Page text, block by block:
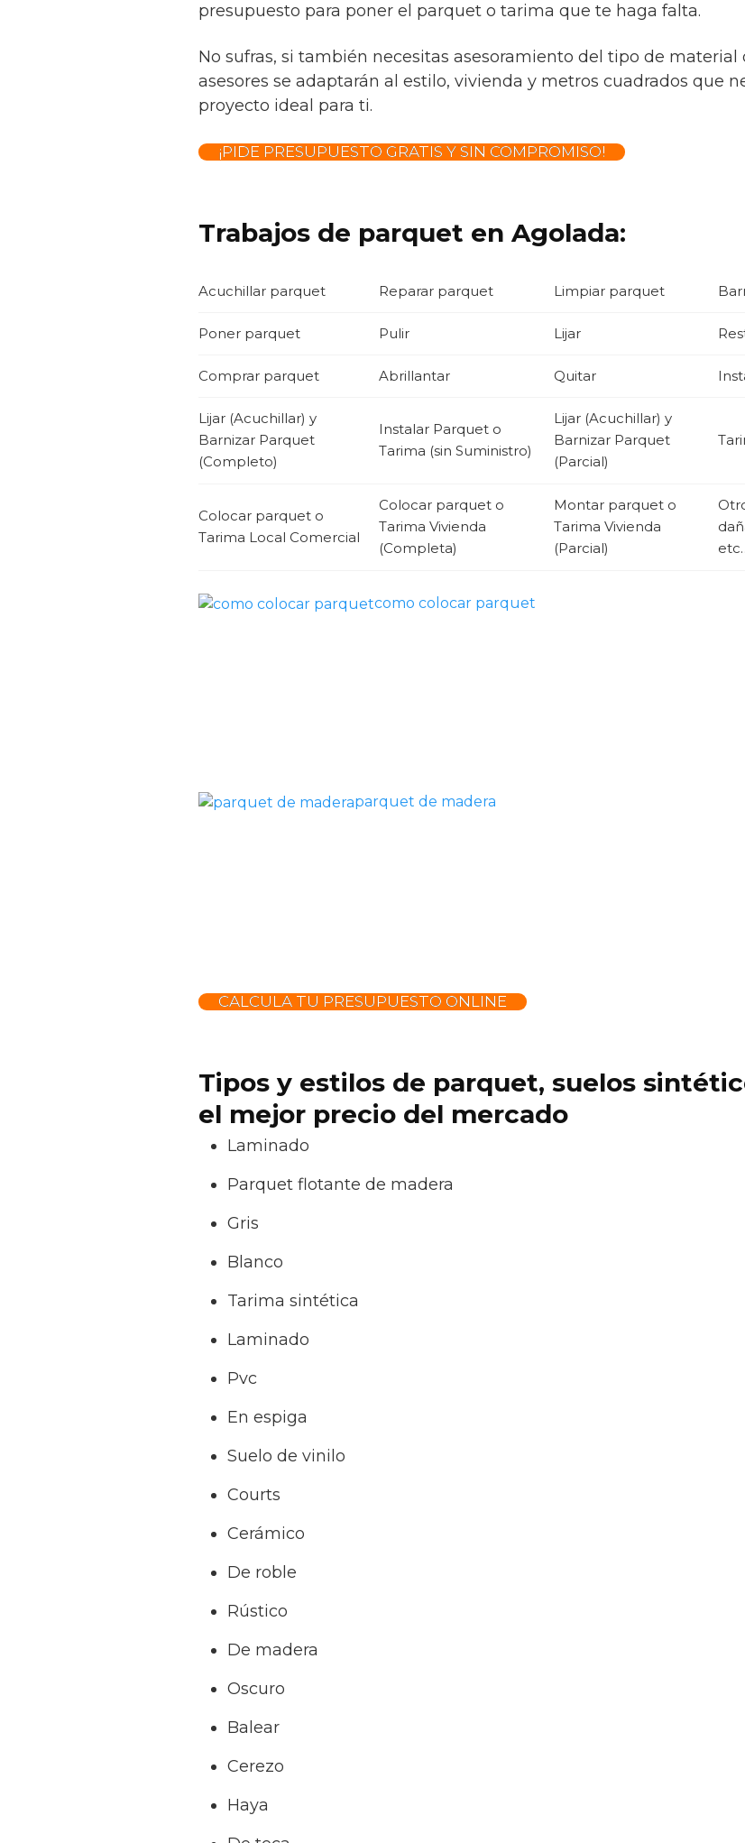
presupuesto para poner el parquet o tarima que te haga falta.
No sufras, si también necesitas asesoramiento del tipo de material
asesores se adaptarán al estilo, vivienda y metros cuadrados que
proyecto ideal para ti.
¡PIDE PRESUPUESTO GRATIS Y SIN COMPROMISO!
Trabajos de parquet en Agolada:
Acuchillar parquet Reparar parquet Limpiar parquet
Poner parquet Pulir Lijar
Comprar parquet Abrillantar Quitar
Lijar (Acuchillar) y
Barnizar Parquet
(Completo)
Instalar Parquet o
Tarima (sin Suministro)
Lijar (Acuchillar) y
Barnizar Parquet
(Parcial)
Colocar parquet o
Tarima Local Comercial
Colocar parquet o
Tarima Vivienda
(Completa)
Montar parquet o
Tarima Vivienda
(Parcial)
como colocar parquet
parquet de madera
CALCULA TU PRESUPUESTO ONLINE
Tipos y estilos de parquet, suelos
el mejor precio del mercado
Laminado
Parquet flotante de madera
Gris
Blanco
Tarima sintética
Laminado
Pvc
En espiga
Suelo de vinilo
Courts
Cerámico
De roble
Rústico
De madera
Oscuro
Balear
Cerezo
Haya